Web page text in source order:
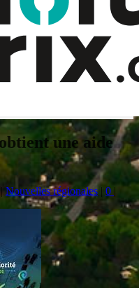
une aide
Nouvelles régionales | 0 |